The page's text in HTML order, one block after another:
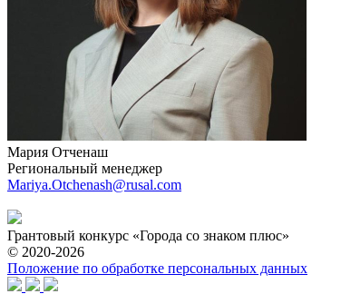
Мария Отченаш
Региональный менеджер
Mariya.Otchenash@rusal.com
Грантовый конкурс «Города со знаком плюс»
© 2020-2026
Положение по обработке персональных данных